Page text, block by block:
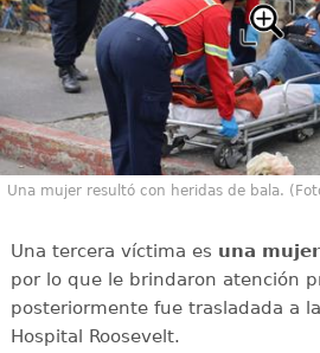
Una mujer resultó con heridas de bala.
Una tercera víctima es una
por lo que le brindaron atención
posteriormente fue trasladada a
Hospital Roosevelt.